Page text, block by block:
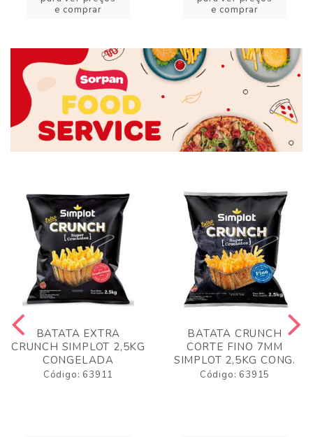
e comprar
e comprar
BATATA EXTRA
CRUNCH SIMPLOT 2,5KG
CONGELADA
Código: 63911
BATATA CRUNCH
CORTE FINO 7MM
SIMPLOT 2,5KG CONG.
Código: 63915